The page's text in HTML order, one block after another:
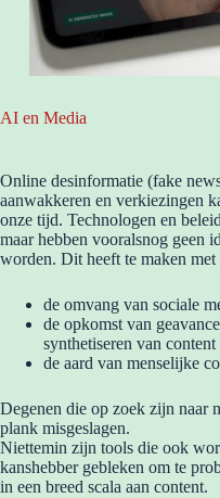
AI en Media
Online desinformatie (fake
aanwakkeren en verkiezingen
onze tijd. Technologen en
maar hebben vooralsnog geen
worden. Dit heeft te maken
de omvang van sociale
de opkomst van
synthetiseren van
de aard van menselijke
Degenen die op zoek zijn naar
plank misgeslagen.
Niettemin zijn tools die ook
kanshebber gebleken om te
in een breed scala aan content.